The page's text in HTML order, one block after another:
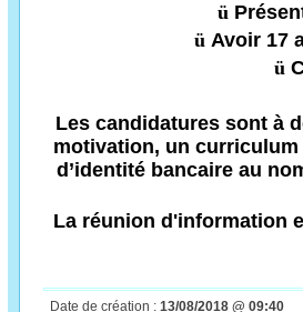
ü
ü Avoir 17
ü
Les candidatures sont à
motivation, un
d’identité bancaire au
La réunion d'information
Date de création : 13/08/2018 @ 09:40